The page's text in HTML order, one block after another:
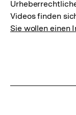
Videos finden
Sie wollen einen